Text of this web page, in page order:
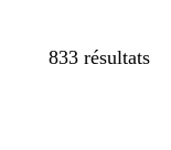
833 résultats
Filtres